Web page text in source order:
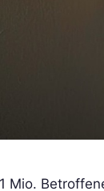
Mio.